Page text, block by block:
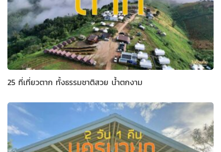
25 ที่เที่ยวตาก ทั้งธรรมชาติสวย น้ำตกงาม